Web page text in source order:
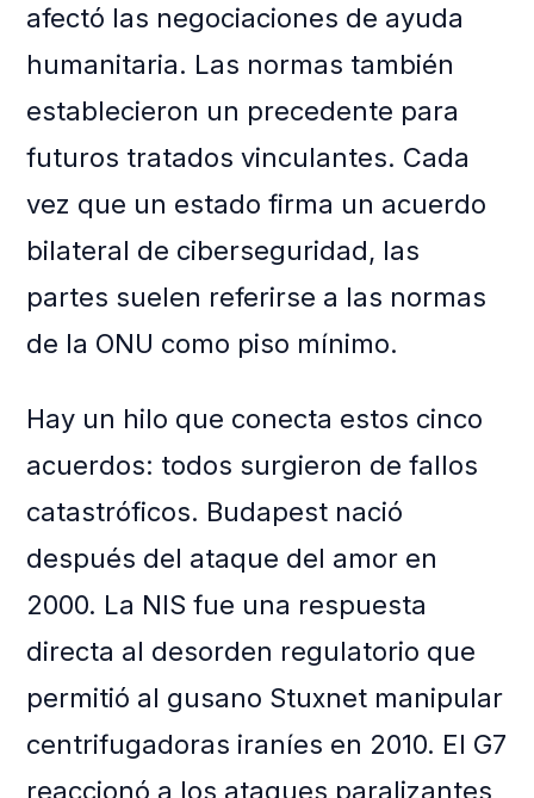
afectó las negociaciones de ayuda
humanitaria. Las normas también
establecieron un precedente para
futuros tratados vinculantes. Cada
vez que un estado firma un acuerdo
bilateral de ciberseguridad, las
partes suelen referirse a las normas
de la ONU como piso mínimo.
Hay un hilo que conecta estos cinco
acuerdos: todos surgieron de fallos
catastróficos. Budapest nació
después del ataque del amor en
2000. La NIS fue una respuesta
directa al desorden regulatorio que
permitió al gusano Stuxnet manipular
centrifugadoras iraníes en 2010. El G7
reaccionó a los ataques paralizantes